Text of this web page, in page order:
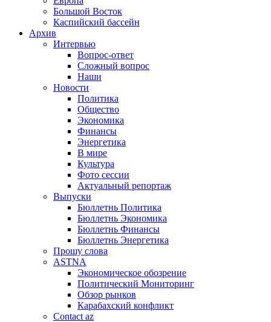
Большой Восток
Каспийский бассейн
Архив
Интервью
Вопрос-ответ
Сложный вопрос
Наши
Новости
Политика
Общество
Экономика
Финансы
Энергетика
В мире
Культура
Фото сессии
Актуальный репортаж
Выпуски
Бюллетнь Политика
Бюллетнь Экономика
Бюллетнь Финансы
Бюллетнь Энергетика
Прошу слова
ASTNA
Экономическое обозрение
Политический Мониторинг
Обзор рынков
Карабахский конфликт
Contact az